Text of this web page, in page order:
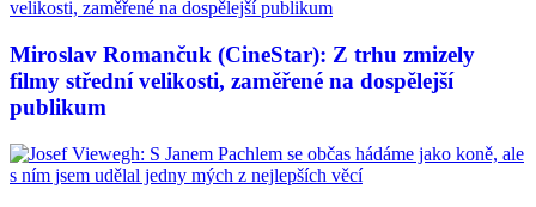
Miroslav Romančuk (CineStar): Z trhu zmizely
filmy střední velikosti, zaměřené na dospělejší
publikum